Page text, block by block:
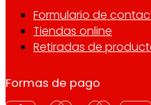
Formulario de
Tiendas online
Retiradas de
Formas de pago